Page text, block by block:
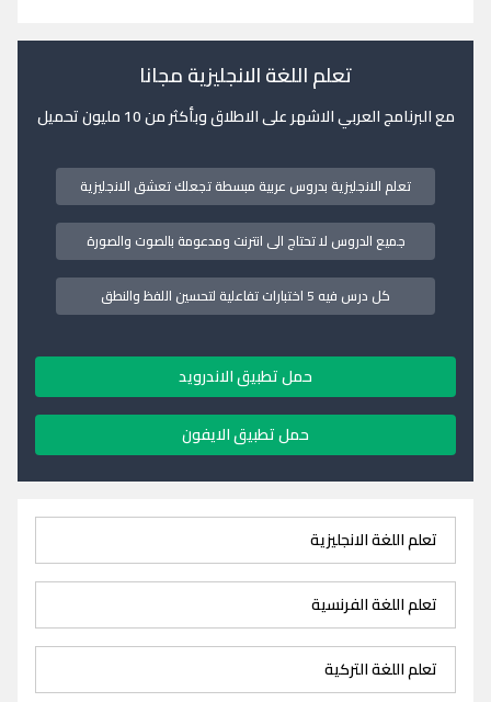
تعلم اللغة الانجليزية مجانا
مع البرنامج العربي الاشهر على الاطلاق وبأكثر من 10 مليون تحميل
تعلم الانجليزية بدروس عربية مبسطة تجعلك تعشق الانجليزية
جميع الدروس لا تحتاج الى انترنت ومدعومة بالصوت والصورة
كل درس فيه 5 اختبارات تفاعلية لتحسين اللفظ والنطق
حمل تطبيق الاندرويد
حمل تطبيق الايفون
تعلم اللغة الانجليزية
تعلم اللغة الفرنسية
تعلم اللغة التركية